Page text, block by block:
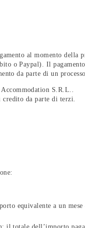
al momento della
o Paypal). Il
da parte di un
S.R.L..
credito da parte di terzi.
equivalente a un